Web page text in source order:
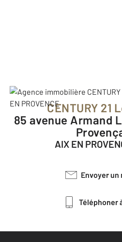
CENTURY
85 avenue Armand Lunel Les Allées
AIX EN
Envoyer
Téléphoner